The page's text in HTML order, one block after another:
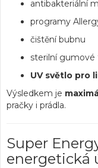
antibakteriální
programy
čištění bubnu
sterilní gumové
UV světlo pro
Výsledkem je
pračky i prádla.
Super
energetická